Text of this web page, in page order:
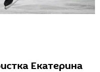
Екатерина